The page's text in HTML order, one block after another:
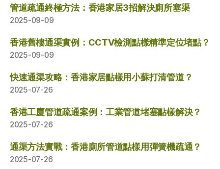
管道疏通終極方法：香港家居3招解決廁所塞渠
2025-09-09
香港舊樓通渠實例：CCTV檢測點樣精準定位堵點？
2025-09-09
快速通渠攻略：香港家居點樣用小蘇打清管道？
2025-07-26
香港工廈管道疏通案例：工業管道堵塞點樣解決？
2025-07-26
通渠方法實戰：香港廁所管道點樣用彈簧機疏通？
2025-07-26